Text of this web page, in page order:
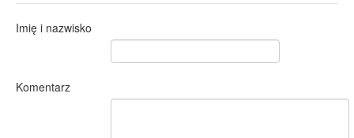
Imię i nazwisko
Komentarz